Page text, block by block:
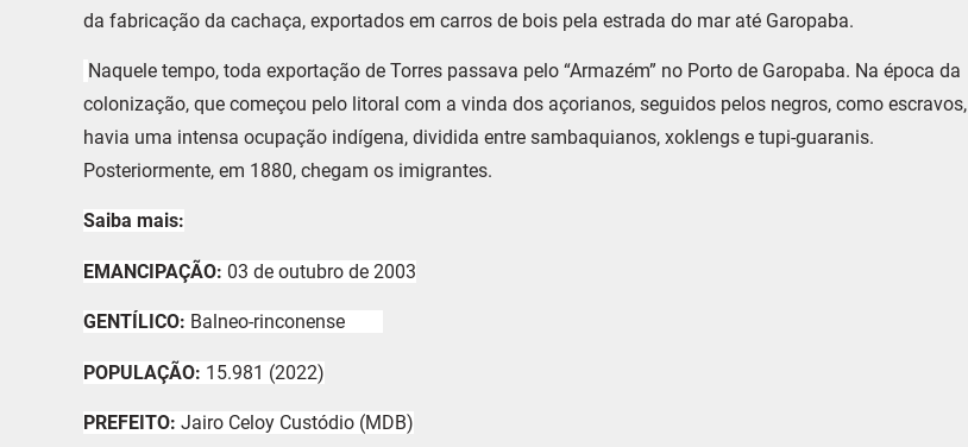
da fabricação da cachaça, exportados em carros de bois pela estrada do mar até Garopaba.
Naquele tempo, toda exportação de Torres passava pelo “Armazém” no Porto de Garopaba. Na época da
colonização, que começou pelo litoral com a vinda dos açorianos, seguidos pelos negros, como escravos,
havia uma intensa ocupação indígena, dividida entre sambaquianos, xoklengs e tupi-guaranis.
Posteriormente, em 1880, chegam os imigrantes.
Saiba mais:
EMANCIPAÇÃO: 03 de outubro de 2003
GENTÍLICO: Balneo-rinconense
POPULAÇÃO: 15.981 (2022)
PREFEITO: Jairo Celoy Custódio (MDB)